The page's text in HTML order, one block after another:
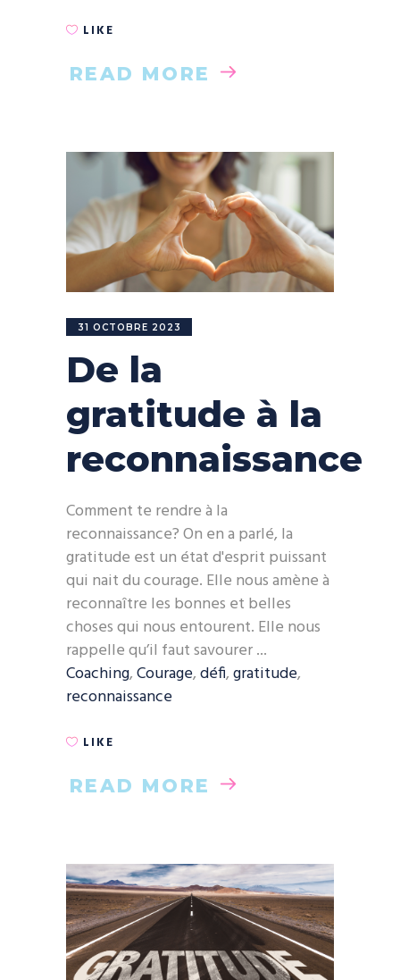
LIKE
READ MORE
31 OCTOBRE 2023
De la
gratitude à la
reconnaissance
Comment te rendre à la
reconnaissance? On en a parlé, la
gratitude est un état d'esprit puissant
qui nait du courage. Elle nous amène à
reconnaître les bonnes et belles
choses qui nous entourent. Elle nous
rappelle qu’il faut savourer
Coaching,Courage,défi,gratitude,
reconnaissance
LIKE
READ MORE